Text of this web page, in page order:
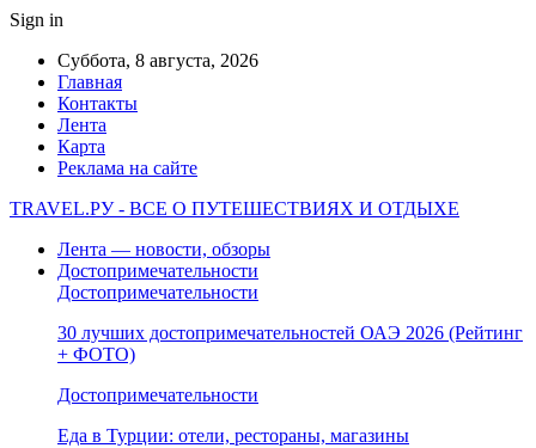
Sign in
Суббота, 8 августа, 2026
Главная
Контакты
Лента
Карта
Реклама на сайте
TRAVEL.РУ - ВСЕ О ПУТЕШЕСТВИЯХ И ОТДЫХЕ
Лента — новости, обзоры
Достопримечательности
Достопримечательности
30 лучших достопримечательностей ОАЭ 2026 (Рейтинг
+ ФОТО)
Достопримечательности
Еда в Турции: отели, рестораны, магазины